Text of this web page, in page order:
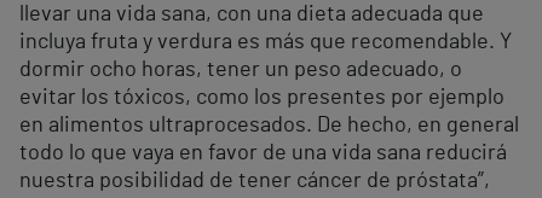
llevar una vida sana, con una dieta adecuada que
incluya fruta y verdura es más que recomendable. Y
dormir ocho horas, tener un peso adecuado, o
evitar los tóxicos, como los presentes por ejemplo
en alimentos ultraprocesados. De hecho, en general
todo lo que vaya en favor de una vida sana reducirá
nuestra posibilidad de tener cáncer de próstata”,